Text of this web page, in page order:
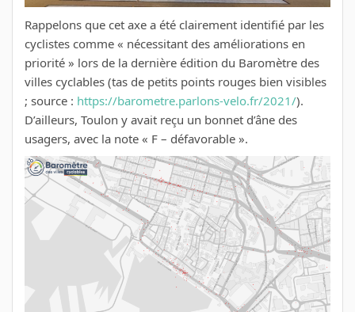
Rappelons que cet axe a été clairement identifié par les
cyclistes comme « nécessitant des améliorations en
priorité » lors de la dernière édition du Baromètre des
villes cyclables (tas de petits points rouges bien visibles
; source : https://barometre.parlons-velo.fr/2021/).
D’ailleurs, Toulon y avait reçu un bonnet d’âne des
usagers, avec la note « F – défavorable ».